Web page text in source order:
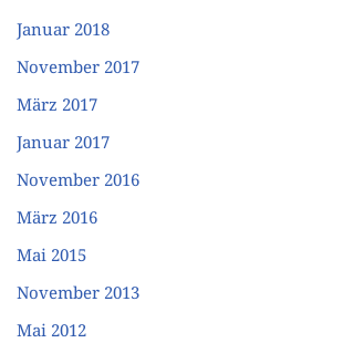
Januar 2018
November 2017
März 2017
Januar 2017
November 2016
März 2016
Mai 2015
November 2013
Mai 2012